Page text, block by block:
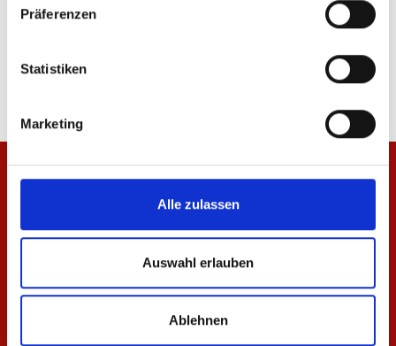
Präferenzen
Statistiken
Marketing
Alle zulassen
Auswahl erlauben
Ablehnen
19,95 €
Baby-Tuch
19,95 €